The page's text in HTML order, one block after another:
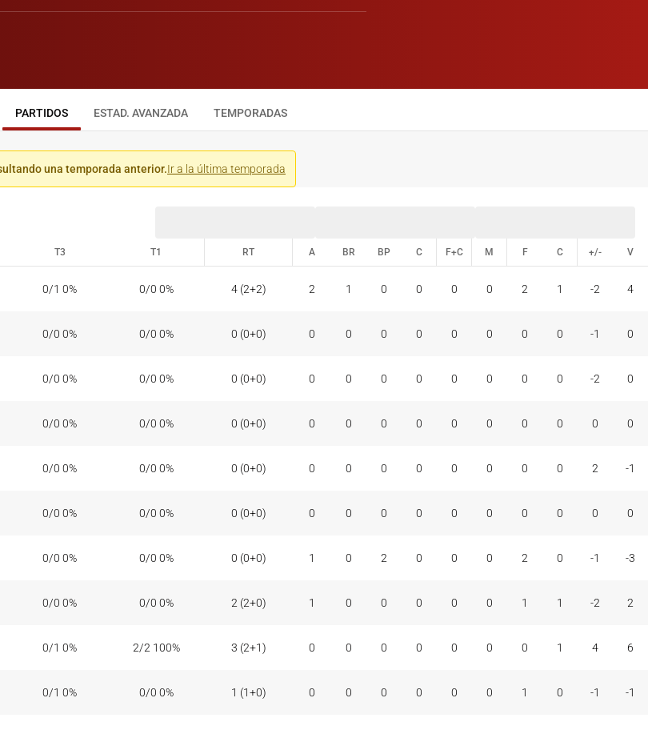
PARTIDOS ESTAD. AVANZADA TEMPORADAS
una temporada anterior.Ir a la última temporada
T3 T1 RT A BR BP C F+C M F C +/- V
0/1 0% 0/0 0% 4 (2+2) 2 1 0 0 0 0 2 1 -2 4
0/0 0% 0/0 0% 0 (0+0) 0 0 0 0 0 0 0 0 -1 0
0/0 0% 0/0 0% 0 (0+0) 0 0 0 0 0 0 0 0 -2 0
0/0 0% 0/0 0% 0 (0+0) 0 0 0 0 0 0 0 0 0 0
0/0 0% 0/0 0% 0 (0+0) 0 0 0 0 0 0 0 0 2 -1
0/0 0% 0/0 0% 0 (0+0) 0 0 0 0 0 0 0 0 0 0
0/0 0% 0/0 0% 0 (0+0) 1 0 2 0 0 0 2 0 -1 -3
0/0 0% 0/0 0% 2 (2+0) 1 0 0 0 0 0 1 1 -2 2
0/1 0% 2/2 100% 3 (2+1) 0 0 0 0 0 0 0 1 4 6
0/1 0% 0/0 0% 1 (1+0) 0 0 0 0 0 0 1 0 -1 -1